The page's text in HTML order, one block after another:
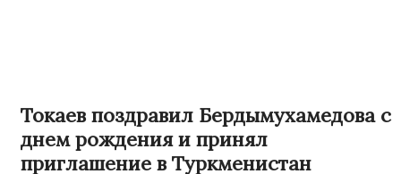
Токаев поздравил Бердымухамедова с
днем рождения и принял
приглашение в Туркменистан